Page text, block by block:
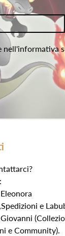
Eleonora
e
Giovanni
e Community).